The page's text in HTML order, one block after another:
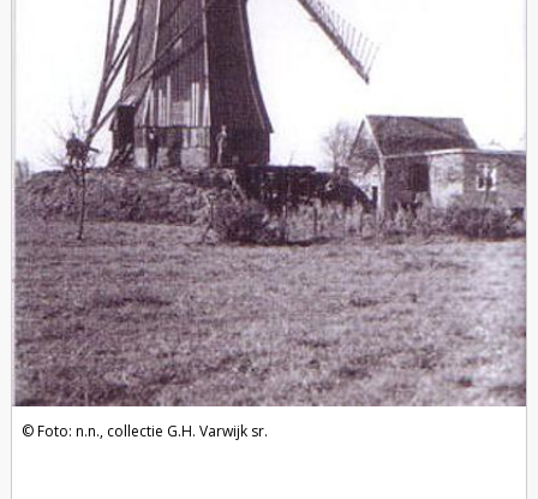
Foto: n.n., collectie G.H. Varwijk sr.